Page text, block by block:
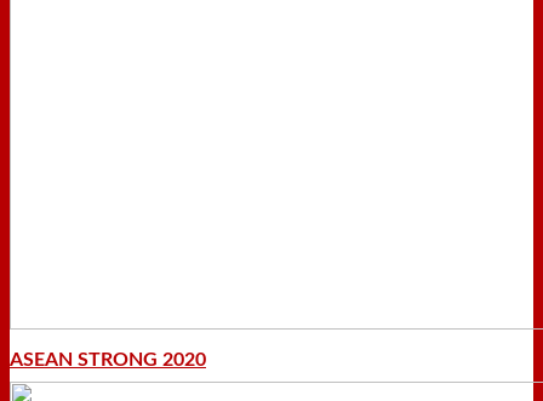
ASEAN STRONG 2020